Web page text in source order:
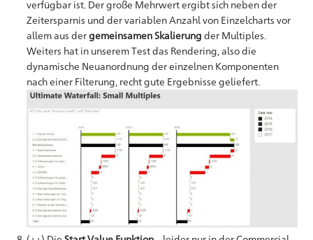
verfügbar ist. Der große Mehrwert ergibt sich neben der
Zeitersparnis und der variablen Anzahl von Einzelcharts vor
allem aus dergemeinsamen Skalierung der Multiples.
Weiters hat in unserem Test das Rendering, also die
dynamische Neuanordnung der einzelnen Komponenten
nach einer Filterung, recht gute Ergebnisse geliefert.